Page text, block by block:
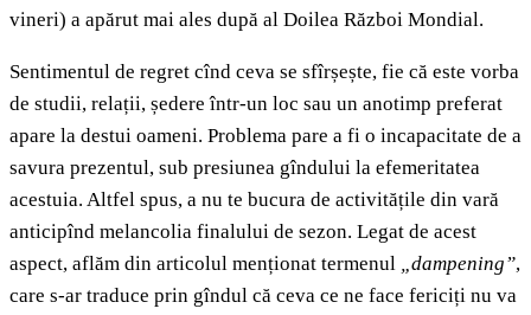
vineri) a apărut mai ales după al Doilea Război Mondial.
Sentimentul de regret cînd ceva se sfîrșește, fie că este vorba
de studii, relații, ședere într-un loc sau un anotimp preferat
apare la destui oameni. Problema pare a fi o incapacitate de a
savura prezentul, sub presiunea gîndului la efemeritatea
acestuia. Altfel spus, a nu te bucura de activitățile din vară
anticipînd melancolia finalului de sezon. Legat de acest
aspect, aflăm din articolul menționat termenul „dampening”,
care s-ar traduce prin gîndul că ceva ce ne face fericiți nu va